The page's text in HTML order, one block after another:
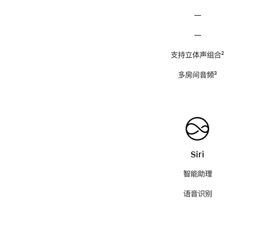
—
—
支持立体声组合脚
²
多房间音频脚
³
Siri
智能助理
语音识别